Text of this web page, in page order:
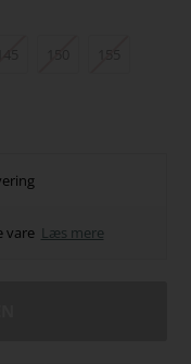
vare Læs mere